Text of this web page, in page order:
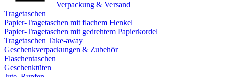
Verpackung & Versand
Tragetaschen
Papier-Tragetaschen mit flachem Henkel
Papier-Tragetaschen mit gedrehtem Papierkordel
Tragetaschen Take-away
Geschenkverpackungen & Zubehör
Flaschentaschen
Geschenktüten